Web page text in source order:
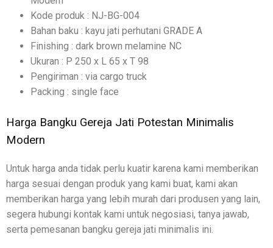
Kode produk : NJ-BG-004
Bahan baku : kayu jati perhutani GRADE A
Finishing : dark brown melamine NC
Ukuran : P 250 x L 65 x T 98
Pengiriman : via cargo truck
Packing : single face
Harga Bangku Gereja Jati Potestan Minimalis
Modern
Untuk harga anda tidak perlu kuatir karena kami memberikan
harga sesuai dengan produk yang kami buat, kami akan
memberikan harga yang lebih murah dari produsen yang lain,
segera hubungi kontak kami untuk negosiasi, tanya jawab,
serta pemesanan bangku gereja jati minimalis ini.